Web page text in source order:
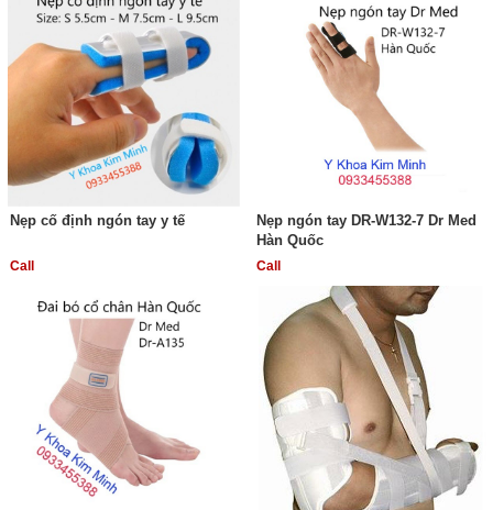
Nẹp cố định ngón tay y tế
Call
Nẹp ngón tay DR-W132-7 Dr Med
Hàn Quốc
Call